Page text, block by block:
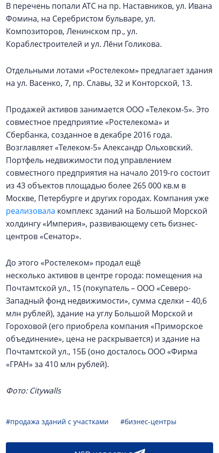
В перечень попали АТС на пр. Наставников, ул. Ивана
Фомина, на Серебристом бульваре, ул.
Композиторов, Ленинском пр., ул.
Кораблестроителей и ул. Лёни Голикова.
Отдельными лотами «Ростелеком» предлагает здания
на ул. Васенко, 7, пр. Славы, 32 и Конторской, 13.
Продажей активов занимается ООО «Телеком-5». Это
совместное предприятие «Ростелекома» и
Сбербанка, созданное в декабре 2016 года.
Возглавляет «Телеком-5» Александр Ольховский.
Портфель недвижимости под управлением
совместного предприятия на начало 2019-го состоит
из 43 объектов площадью более 265 000 кв.м в
Москве, Петербурге и других городах. Компания уже
реализовала комплекс зданий на Большой Морской
холдингу «Империя», развивающему сеть бизнес-
центров «Сенатор».
До этого «Ростелеком» продал ещё
несколько активов в центре города: помещения на
Почтамтской ул., 15 (покупатель – ООО «Северо-
Западный фонд недвижимости», сумма сделки – 40,6
млн рублей), здание на углу Большой Морской и
Гороховой (его приобрела компания «Приморское
объединение», цена не раскрывается) и здание на
Почтамтской ул., 15Б (оно досталось ООО «Фирма
«ГРАН» за 410 млн рублей).
Фото: Citywalls
#продажа зданий с участками #бизнес-центры